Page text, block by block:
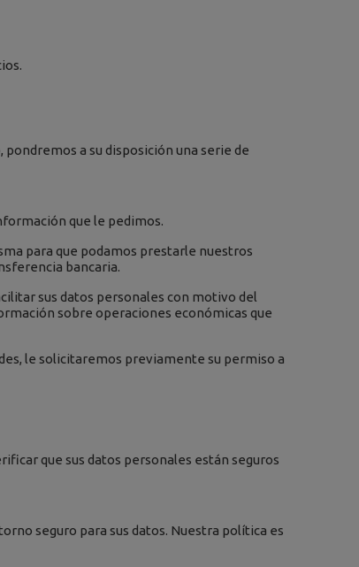
a su disposición una serie de
que le pedimos.
para que podamos prestarle nuestros
bancaria.
sus datos personales con motivo del
sobre operaciones económicas que
le solicitaremos previamente su permiso a
que sus datos personales están seguros
seguro para sus datos. Nuestra política es